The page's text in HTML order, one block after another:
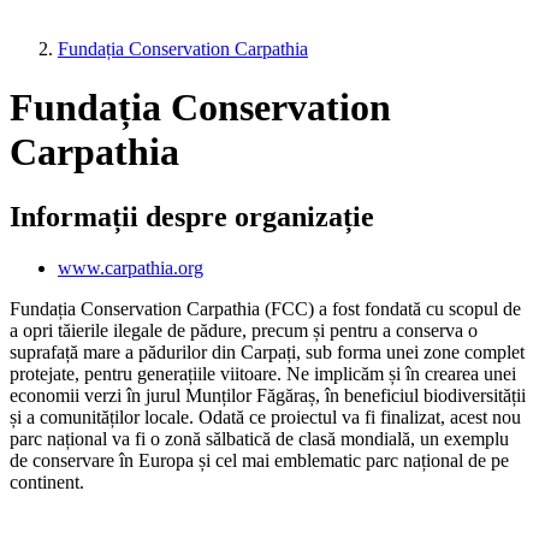
Fundația Conservation Carpathia
Fundația Conservation
Carpathia
Informații despre organizație
www.carpathia.org
Fundația Conservation Carpathia (FCC) a fost fondată cu scopul de
a opri tăierile ilegale de pădure, precum și pentru a conserva o
suprafață mare a pădurilor din Carpați, sub forma unei zone complet
protejate, pentru generațiile viitoare. Ne implicăm și în crearea unei
economii verzi în jurul Munților Făgăraș, în beneficiul biodiversității
și a comunităților locale. Odată ce proiectul va fi finalizat, acest nou
parc național va fi o zonă sălbatică de clasă mondială, un exemplu
de conservare în Europa și cel mai emblematic parc național de pe
continent.